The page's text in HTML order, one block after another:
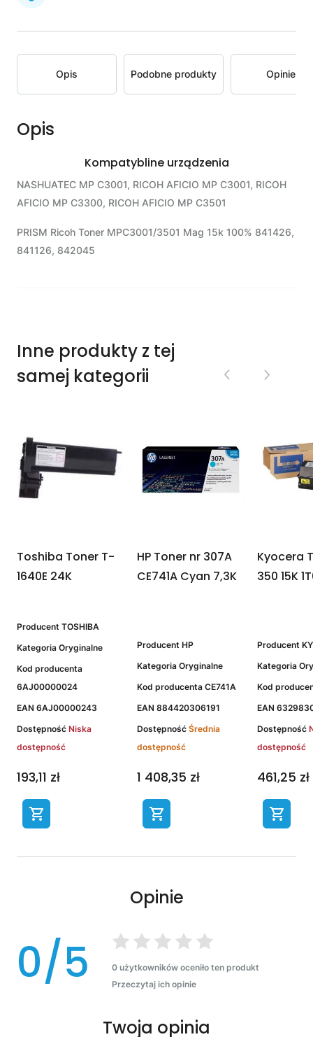
Opis Podobne produkty Opinie
Opis
Kompatybline urządzenia
NASHUATEC MP C3001, RICOH AFICIO MP C3001, RICOH
AFICIO MP C3300, RICOH AFICIO MP C3501
PRISM Ricoh Toner MPC3001/3501 Mag 15k 100% 841426,
841126, 842045
Inne produkty z tej
samej kategorii
Toshiba Toner T-
1640E 24K
Producent TOSHIBA
Kategoria Oryginalne
Kod producenta
6AJ00000024
EAN 6AJ00000243
Dostępność Niska
dostępność
193,11 zł
HP Toner nr 307A
CE741A Cyan 7,3K
Producent HP
Kategoria Oryginalne
Kod producenta CE741A
EAN 884420306191
Dostępność Średnia
dostępność
1 408,35 zł
Kyocera
350 15K
Producent
Kategoria
Kod
EAN
Dostępność
dostępność
461,25 zł
Opinie
0/5
0 użytkowników oceniło ten produkt
Przeczytaj ich opinie
Twoja opinia